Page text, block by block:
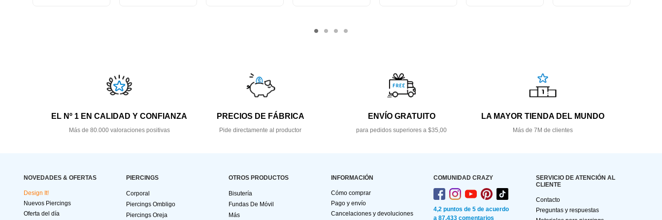
EL Nº 1 EN CALIDAD Y CONFIANZA
Más de 80.000 valoraciones positivas
PRECIOS DE FÁBRICA
Pide directamente al productor
ENVÍO GRATUITO
para pedidos superiores a $35,00
LA MAYOR TIENDA DEL MUNDO
Más de 7M de clientes
NOVEDADES & OFERTAS
Design It!
Nuevos Piercings
Oferta del día
PIERCINGS
Corporal
Piercings Ombligo
Piercings Oreja
OTROS PRODUCTOS
Bisutería
Fundas De Móvil
Más
INFORMACIÓN
Cómo comprar
Pago y envío
Cancelaciones y devoluciones
COMUNIDAD CRAZY
4,2 puntos de 5 de acuerdo
a 87.433 comentarios
SERVICIO DE ATENCIÓN AL
CLIENTE
Contacto
Preguntas y respuestas